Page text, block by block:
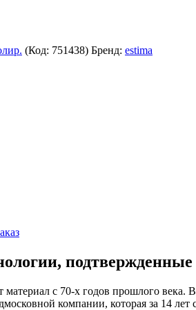
(Код: 751438) Бренд: estima
с 70-х годов прошлого
компании, которая за 14